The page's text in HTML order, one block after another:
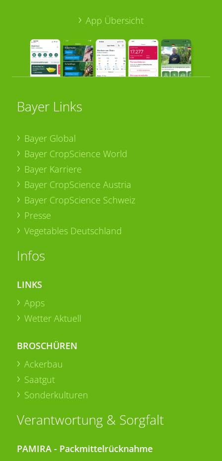
App Übersicht
Bayer Links
Bayer Global
Bayer CropScience World
Bayer Karriere
Bayer CropScience Austria
Bayer CropScience Schweiz
Presse
Vegetables Deutschland
Infos
LINKS
Apps
Wetter Aktuell
BROSCHÜREN
Ackerbau
Saatgut
Sonderkulturen
Verantwortung & Sorgfalt
PAMIRA - Packmittelrücknahme